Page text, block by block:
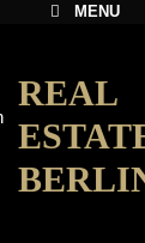
MENU
REAL